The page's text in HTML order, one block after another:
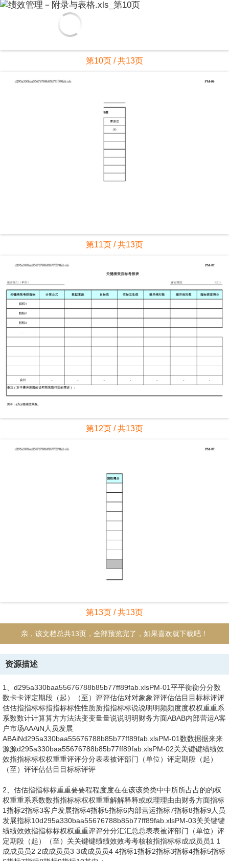
第10页 / 共13页
第11页 / 共13页
第12页 / 共13页
第13页 / 共13页
亲，该文档总共13页，全部预览完了，如果喜欢就下载吧！
资源描述
1、d295a330baa55676788b85b77ff89fab.xlsPM-01平平衡衡分分数
数卡卡评定期段（起）（至）评评估估对对象象评评估估目目标标评评
估估指指标标指指标标性性质质指指标标说说明明频频度度权权重重系
系数数计计算算方方法法变变量量说说明明财务方面ABAB内部营运A客
户市场AAAiN人员发展
ABAiNd295a330baa55676788b85b77ff89fab.xlsPM-01数数据据来来
源源d295a330baa55676788b85b77ff89fab.xlsPM-02关关键键绩绩效
效指指标标权权重重评评分分表表被评部门（单位）评定期段（起）
（至）评评估估目目标标评评
2、估估指指标标重重要要程程度度在在该该类类中中所所占占的的权
权重重系系数数指指标标权权重重解解释释或或理理由由财务方面指标
1指标2指标3客户发展指标4指标5指标6内部营运指标7指标8指标9人员
发展指标10d295a330baa55676788b85b77ff89fab.xlsPM-03关关键键
绩绩效效指指标标权权重重评评分分汇汇总总表表被评部门（单位）评
定期段（起）（至）关关键键绩绩效效考考核核指指标标成成员员1 1
成成员员2 2成成员员3 3成成员员4 4指标1指标2指标3指标4指标5指标